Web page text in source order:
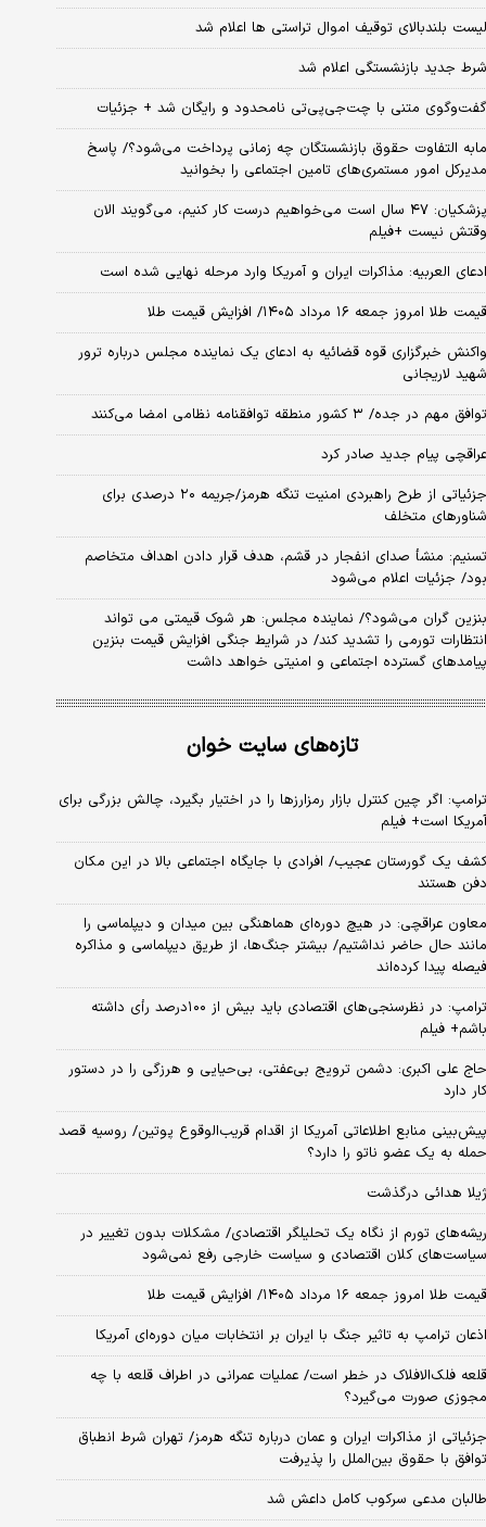
لیست بلندبالای توقیف اموال تراستی ها اعلام شد
شرط جدید بازنشستگی اعلام شد
گفت‌وگوی متنی با چت‌جی‌پی‌تی نامحدود و رایگان شد + جزئیات
مابه التفاوت حقوق بازنشستگان چه زمانی پرداخت می‌شود؟/ پاسخ
مدیرکل امور مستمری‌های تامین اجتماعی را بخوانید
پزشکیان: ۴۷ سال است می‌خواهیم درست کار کنیم، می‌گویند الان
وقتش نیست +فیلم
ادعای العربیه: مذاکرات ایران و آمریکا وارد مرحله نهایی شده است
قیمت طلا امروز جمعه ۱۶ مرداد ۱۴۰۵/ افزایش قیمت طلا
واکنش خبرگزاری قوه قضائیه به ادعای یک نماینده مجلس درباره ترور
شهید لاریجانی
توافق مهم در جده/ ۳ کشور منطقه توافقنامه نظامی امضا می‌کنند
عراقچی پیام جدید صادر کرد
جزئیاتی از طرح راهبردی امنیت تنگه هرمز/جریمه ۲۰ درصدی برای
شناورهای متخلف
تسنیم: منشأ صدای انفجار در قشم، هدف قرار دادن اهداف متخاصم
بود/ جزئیات اعلام می‌شود
بنزین گران می‌شود؟/ نماینده مجلس: هر شوک قیمتی می تواند
انتظارات تورمی را تشدید کند/ در شرایط جنگی افزایش قیمت بنزین
پیامدهای گسترده اجتماعی و امنیتی خواهد داشت
تازه‌های سایت خوان
ترامپ: اگر چین کنترل بازار رمزارزها را در اختیار بگیرد، چالش بزرگی برای
آمریکا است+ فیلم
کشف یک گورستان عجیب/ افرادی با جایگاه اجتماعی بالا در این مکان
دفن هستند
معاون عراقچی: در هیچ دوره‌ای هماهنگی بین میدان و دیپلماسی را
مانند حال حاضر نداشتیم/ بیشتر جنگ‌ها، از طریق دیپلماسی و مذاکره
فیصله پیدا کرده‌اند
ترامپ: در نظرسنجی‌های اقتصادی باید بیش از ۱۰۰درصد رأی داشته
باشم+ فیلم
حاج علی اکبری: دشمن ترویج بی‌عفتی، بی‌حیایی و هرزگی را در دستور
کار دارد
پیش‌بینی منابع اطلاعاتی آمریکا از اقدام قریب‌الوقوع پوتین/ روسیه قصد
حمله به یک عضو ناتو را دارد؟
ژیلا هدائی درگذشت
ریشه‌های تورم از نگاه یک تحلیلگر اقتصادی/ مشکلات بدون تغییر در
سیاست‌های کلان اقتصادی و سیاست خارجی رفع نمی‌شود
قیمت طلا امروز جمعه ۱۶ مرداد ۱۴۰۵/ افزایش قیمت طلا
اذعان ترامپ به تاثیر جنگ با ایران بر انتخابات میان دوره‌ای آمریکا
قلعه فلک‌الافلاک در خطر است/ عملیات عمرانی در اطراف قلعه با چه
مجوزی صورت می‌گیرد؟
جزئیاتی از مذاکرات ایران و عمان درباره تنگه هرمز/ تهران شرط انطباق
توافق با حقوق بین‌الملل را پذیرفت
طالبان مدعی سرکوب کامل داعش شد